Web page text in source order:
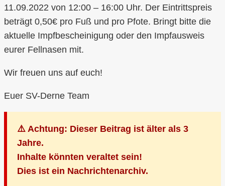
11.09.2022 von 12:00 – 16:00 Uhr. Der Eintrittspreis
beträgt 0,50€ pro Fuß und pro Pfote. Bringt bitte die
aktuelle Impfbescheinigung oder den Impfausweis
eurer Fellnasen mit.
Wir freuen uns auf euch!
Euer SV-Derne Team
⚠️ Achtung: Dieser Beitrag ist älter als 3
Jahre.
Inhalte könnten veraltet sein!
Dies ist ein Nachrichtenarchiv.